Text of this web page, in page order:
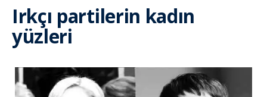
Irkçı partilerin kadın
yüzleri